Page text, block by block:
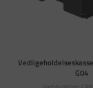
G04
Varenummer: